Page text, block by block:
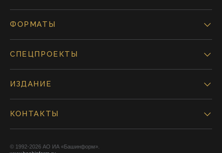
ФОРМАТЫ
СПЕЦПРОЕКТЫ
ИЗДАНИЕ
КОНТАКТЫ
© 1992-2026 АО ИА «Башинформ».